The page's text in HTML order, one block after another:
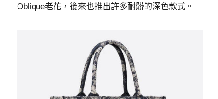
Oblique老花，後來也推出許多耐髒的深色款式。